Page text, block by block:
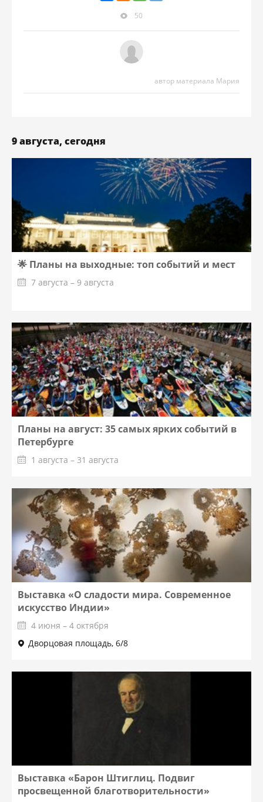
50
автор материала Мария
9 августа, сегодня
🌟 Планы на выходные: топ событий и мест
7 августа – 9 августа
Планы на август: 35 самых ярких событий в
Петербурге
1 августа – 31 августа
Выставка «О сладости мира. Современное
искусство Индии»
4 июня – 4 октября
Дворцовая площадь, 6/8
Выставка «Барон Штиглиц. Подвиг
просвещенной благотворительности»